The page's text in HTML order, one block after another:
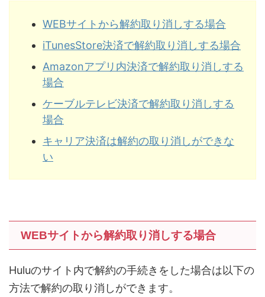
WEBサイトから解約取り消しする場合
iTunesStore決済で解約取り消しする場合
Amazonアプリ内決済で解約取り消しする
場合
ケーブルテレビ決済で解約取り消しする
場合
キャリア決済は解約の取り消しができな
い
WEBサイトから解約取り消しする場合
Huluのサイト内で解約の手続きをした場合は以下の
方法で解約の取り消しができます。